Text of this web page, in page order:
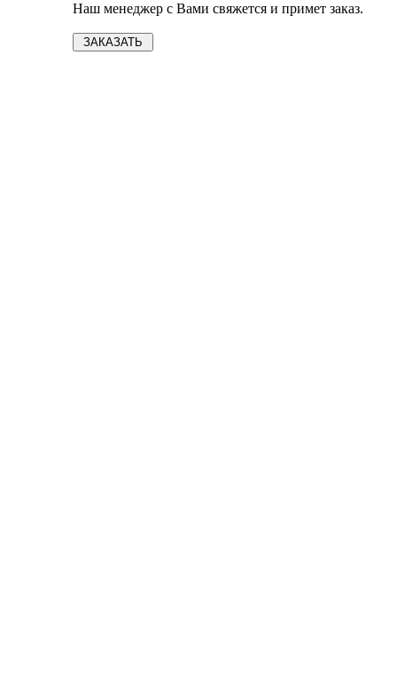
Наш менеджер с Вами свяжется и примет заказ.